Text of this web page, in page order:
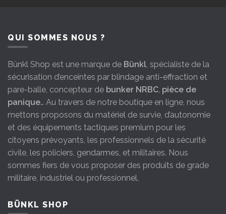
QUI SOMMES NOUS ?
Bünkl Shop est une marque de Bünkl, spécialiste de la
sécurisation d’enceintes par blindage anti-effraction et
pare-balle, concepteur de bunker NRBC, pièce de
panique… Au travers de notre boutique en ligne, nous
mettons proposons du matériel de survie, d’autonomie
et des équipements tactiques premium pour les
citoyens prévoyants, les professionnels de la sécurité
civile, les policiers, gendarmes, et militaires. Nous
sommes fiers de vous proposer des produits de grade
militaire, industriel ou professionnel.
BÜNKL SHOP